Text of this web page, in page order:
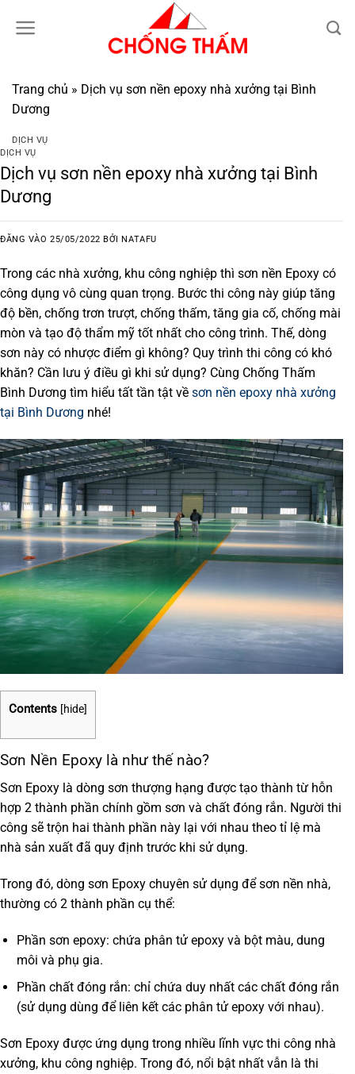
qua
Trang chủ » Dịch vụ sơn nền epoxy nhà xưởng tại Bình
Dương
DỊCH VỤ
DỊCH VỤ
Dịch vụ sơn nền epoxy nhà xưởng tại Bình
Dương
ĐĂNG VÀO25/05/2022 BỞINATAFU
Trong các nhà xưởng, khu công nghiệp thì sơn nền Epoxy có
công dụng vô cùng quan trọng. Bước thi công này giúp tăng
độ bền, chống trơn trượt, chống thấm, tăng gia cố, chống mài
mòn và tạo độ thẩm mỹ tốt nhất cho công trình. Thế, dòng
sơn này có nhược điểm gì không? Quy trình thi công có khó
khăn? Cần lưu ý điều gì khi sử dụng? Cùng Chống Thấm
Bình Dương tìm hiểu tất tần tật về sơn nền epoxy nhà xưởng
tại Bình Dương nhé!
Contents [hide]
Sơn Nền Epoxy là như thế nào?
Sơn Epoxy là dòng sơn thượng hạng được tạo thành từ hỗn
hợp 2 thành phần chính gồm sơn và chất đóng rắn. Người thi
công sẽ trộn hai thành phần này lại với nhau theo tỉ lệ mà
nhà sản xuất đã quy định trước khi sử dụng.
Trong đó, dòng sơn Epoxy chuyên sử dụng để sơn nền nhà,
thường có 2 thành phần cụ thể:
Phần sơn epoxy: chứa phân tử epoxy và bột màu, dung
môi và phụ gia.
Phần chất đóng rắn: chỉ chứa duy nhất các chất đóng rắn
(sử dụng dùng để liên kết các phân tử epoxy với nhau).
Sơn Epoxy được ứng dụng trong nhiều lĩnh vực thi công nhà
xưởng, khu công nghiệp. Trong đó, nổi bật nhất vẫn là thi